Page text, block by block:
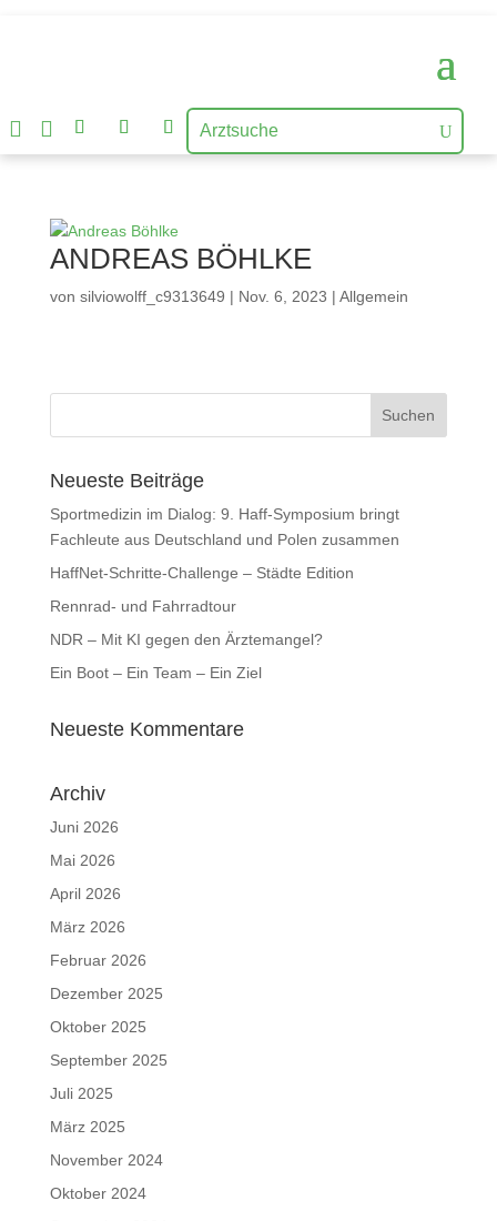
 
ANDREAS BÖHLKE
von silviowolff_c9313649 | Nov. 6, 2023 | Allgemein
Neueste Beiträge
Sportmedizin im Dialog: 9. Haff-Symposium bringt
Fachleute aus Deutschland und Polen zusammen
HaffNet-Schritte-Challenge – Städte Edition
Rennrad- und Fahrradtour
NDR – Mit KI gegen den Ärztemangel?
Ein Boot – Ein Team – Ein Ziel
Neueste Kommentare
Archiv
Juni 2026
Mai 2026
April 2026
März 2026
Februar 2026
Dezember 2025
Oktober 2025
September 2025
Juli 2025
März 2025
November 2024
Oktober 2024